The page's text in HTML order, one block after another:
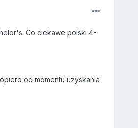
Co ciekawe polski 4-
od momentu uzyskania